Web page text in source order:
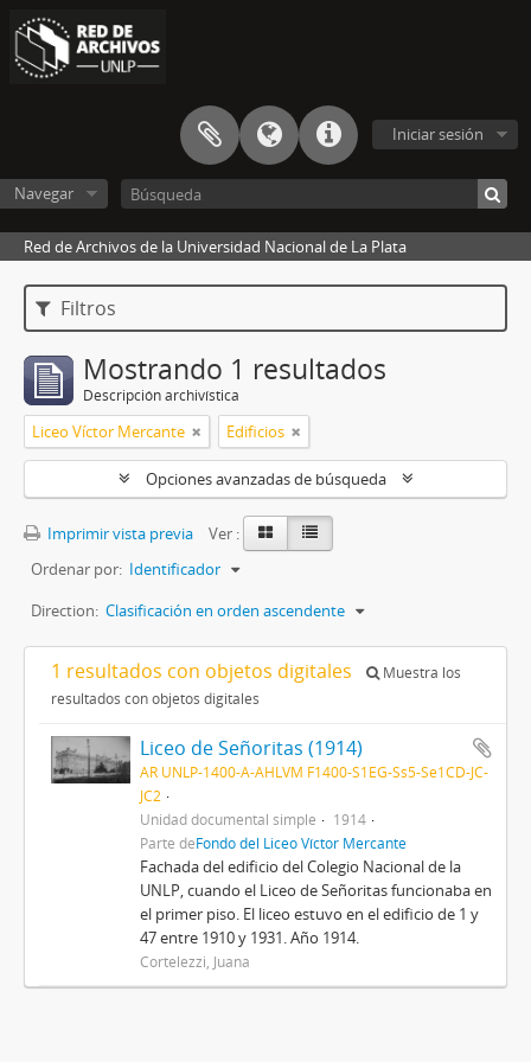
Iniciar sesión
Navegar
Red de Archivos de la Universidad Nacional de La Plata
Filtros
Mostrando 1 resultados
Descripción archivística
Liceo Víctor Mercante Edificios
Opciones avanzadas de búsqueda
Imprimir vista previa
Ver :
Ordenar por: Identificador
Direction: Clasificación en orden ascendente
1 resultados con objetos digitales
Muestra los
resultados con objetos digitales
Liceo de Señoritas (1914)
AR UNLP-1400-A-AHLVM F1400-S1EG-Ss5-Se1CD-JC-
JC2
Unidad documental simple
1914
Parte deFondo del Liceo Víctor Mercante
Fachada del edificio del Colegio Nacional de la
UNLP, cuando el Liceo de Señoritas funcionaba en
el primer piso. El liceo estuvo en el edificio de 1 y
47 entre 1910 y 1931. Año 1914.
Cortelezzi, Juana